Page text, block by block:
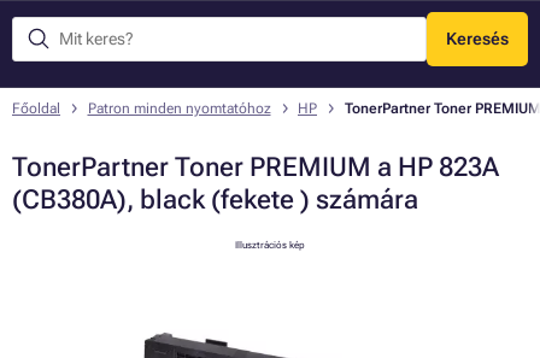
Keresés
Menü
Főoldal Patron minden nyomtatóhoz HP TonerPartner Toner
TonerPartner Toner PREMIUM a HP 823A
(CB380A), black (fekete ) számára
Illusztrációs kép